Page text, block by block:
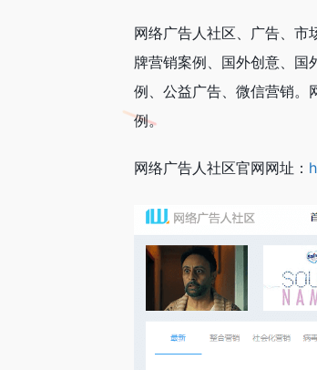
网络广告人社区、广告、市
牌营销案例、国外创意、国
例、公益广告、微信营销
例。
网络广告人社区官网网址：